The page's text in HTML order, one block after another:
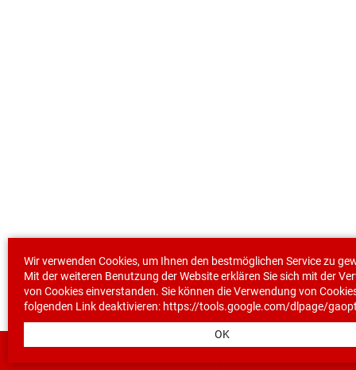
Support anrufen(+41 44 852 80 80)
Wir verwenden Cookies, um Ihnen den bestmöglichen Service zu
Mit der weiteren Benutzung der Website erklären Sie sich mit der
von Cookies einverstanden. Sie können die Verwendung von
folgenden Linkdeaktivieren: https://tools.google.com/dlpage/
OK